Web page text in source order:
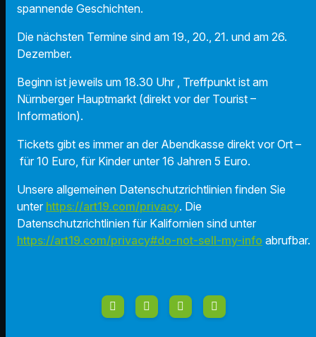
spannende Geschichten.
Die nächsten Termine sind am 19., 20., 21. und am 26.
Dezember.
Beginn ist jeweils um 18.30 Uhr , Treffpunkt ist am
Nürnberger Hauptmarkt (direkt vor der Tourist –
Information).
Tickets gibt es immer an der Abendkasse direkt vor Ort –
für 10 Euro, für Kinder unter 16 Jahren 5 Euro.
Unsere allgemeinen Datenschutzrichtlinien finden Sie
unter https://art19.com/privacy. Die
Datenschutzrichtlinien für Kalifornien sind unter
https://art19.com/privacy#do-not-sell-my-info abrufbar.